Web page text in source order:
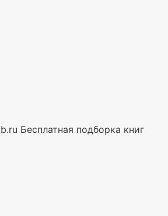
Бесплатная подборка книг